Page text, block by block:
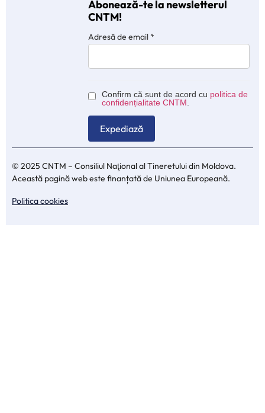
Abonează-te la newsletterul
CNTM!
Adresă de email*
Confirm că sunt de acord cu politica de
confidențialitate CNTM
© 2025 CNTM – Consiliul Naţional al Tineretului din Moldova.
Această pagină web este finanțată de Uniunea Europeană.
Politica cookies